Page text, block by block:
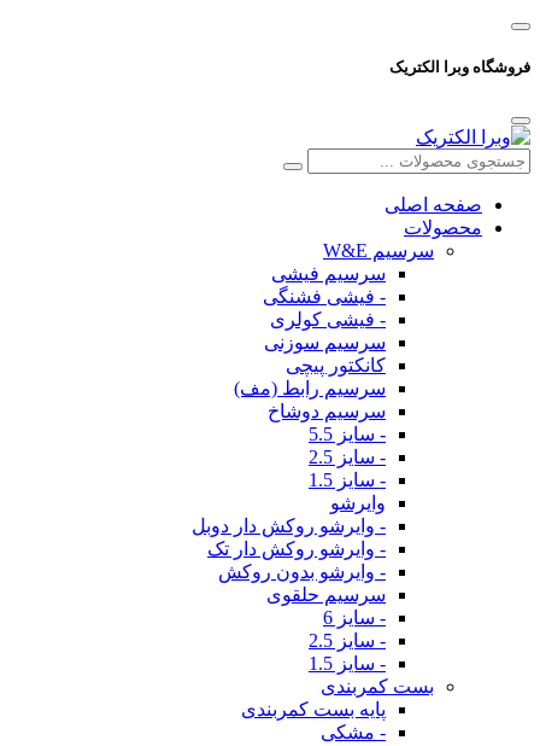
فروشگاه وبرا الکتریک
صفحه اصلی
محصولات
سرسیم W&E
سرسیم فیشی
- فیشی فشنگی
- فیشی کولری
سرسیم سوزنی
کانکتور پیچی
سرسیم رابط (مف)
سرسیم دوشاخ
- سایز 5.5
- سایز 2.5
- سایز 1.5
وایرشو
- وایرشو روکش دار دوبل
- وایرشو روکش دار تک
- وایرشو بدون روکش
سرسیم حلقوی
- سایز 6
- سایز 2.5
- سایز 1.5
بست کمربندی
پایه بست کمربندی
- مشکی